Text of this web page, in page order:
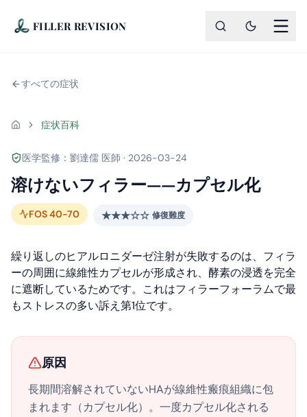
FILLER REVISION
すべての症状
ホーム 症状百科
医学監修：劉達儒 医師 · 2026-03-24
溶けないフィラー——カプセル化
FOS40-70 ★★★☆☆ 修復難度
繰り返しのヒアルロニダーゼ注射が失敗するのは、フィラ
ーの周囲に線維性カプセルが形成され、酵素の浸透を完全
に遮断しているためです。これはフィラーフォーラムで最
もストレスの多い訴え第1位です。
原因
長期間溶解されていないHAが線維性瘢痕組織に包
まれます（カプセル化）。一度カプセル化される